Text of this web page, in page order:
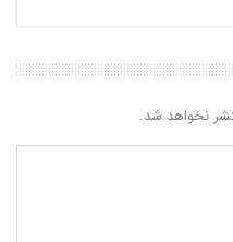
نخواهد شد.